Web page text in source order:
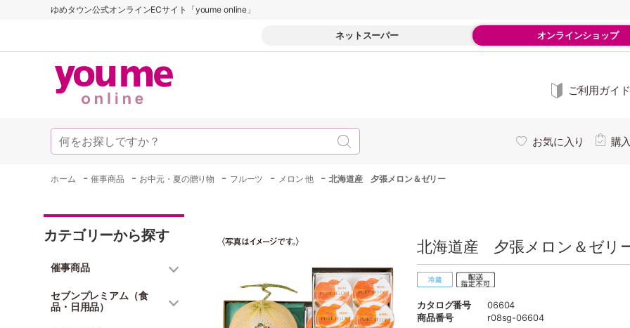
ゆめタウン公式オンラインECサイト「youme online」
ネットスーパー オンラインショップ
ご利用ガイド
お気に入り 購
ホーム -催事商品 - お中元・夏の贈り物 - フルーツ - メロン 他 - 北海道産 夕張メロン＆ゼリー
カテゴリーから探す
催事商品
セブンプレミアム（食
品・日用品）
北海道産 夕張メロン＆ゼリ
カタログ番号
06604
商品番号
r08sg-06604